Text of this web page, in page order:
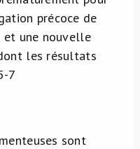
précoce de
une nouvelle
les résultats
7
sont